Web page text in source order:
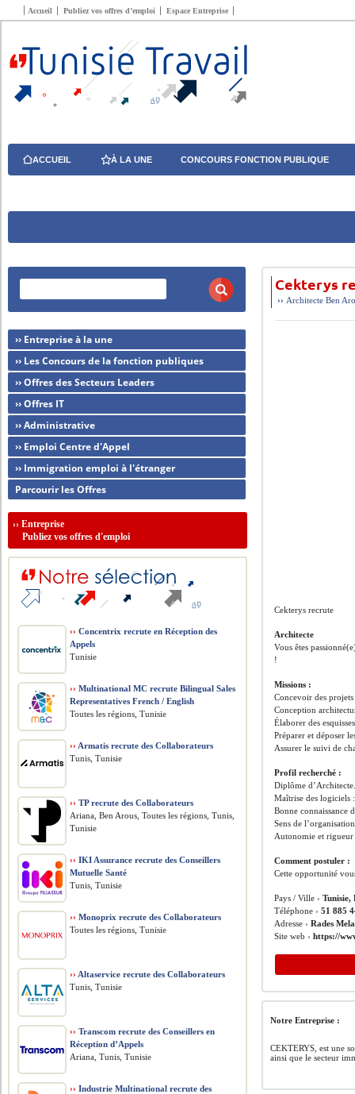
Accueil Publiez vos offres d’emploi Espace Entreprise
ACCUEIL À LA UNE CONCOURS FONCTION PUBLIQUE
Cekterys
›› Architecte Ben
Cekterys recrute
Architecte
Vous êtes
!
Missions :
Concevoir des
Conception
Élaborer des
Préparer et déposer
Assurer le suivi de
Profil recherché :
Diplôme
Maîtrise des logiciels
Bonne connaissance
Sens de
Autonomie et
Comment postuler :
Cette opportunité
Pays / Ville ›Tunisie,
Téléphone ›51 885
Adresse ›Rades
Site web ›https://
Notre Entreprise :
CEKTERYS, est une
ainsi que le secteur
›› Entreprise à la une
›› Les Concours de la fonction publiques
›› Offres des Secteurs Leaders
›› Offres IT
›› Administrative
›› Emploi Centre d'Appel
›› Immigration emploi à l'étranger
Parcourir les Offres
››Entreprise
Publiez vos offres d'emploi
›› Concentrix recrute en Réception des
Appels
Tunisie
›› Multinational MC recrute Bilingual Sales
Representatives French / English
Toutes les régions, Tunisie
›› Armatis recrute des Collaborateurs
Tunis, Tunisie
›› TP recrute des Collaborateurs
Ariana, Ben Arous, Toutes les régions, Tunis,
Tunisie
›› IKI Assurance recrute des Conseillers
Mutuelle Santé
Tunis, Tunisie
›› Monoprix recrute des Collaborateurs
Toutes les régions, Tunisie
›› Altaservice recrute des Collaborateurs
Tunis, Tunisie
›› Transcom recrute des Conseillers en
Réception d’Appels
Ariana, Tunis, Tunisie
›› Industrie Multinational recrute des